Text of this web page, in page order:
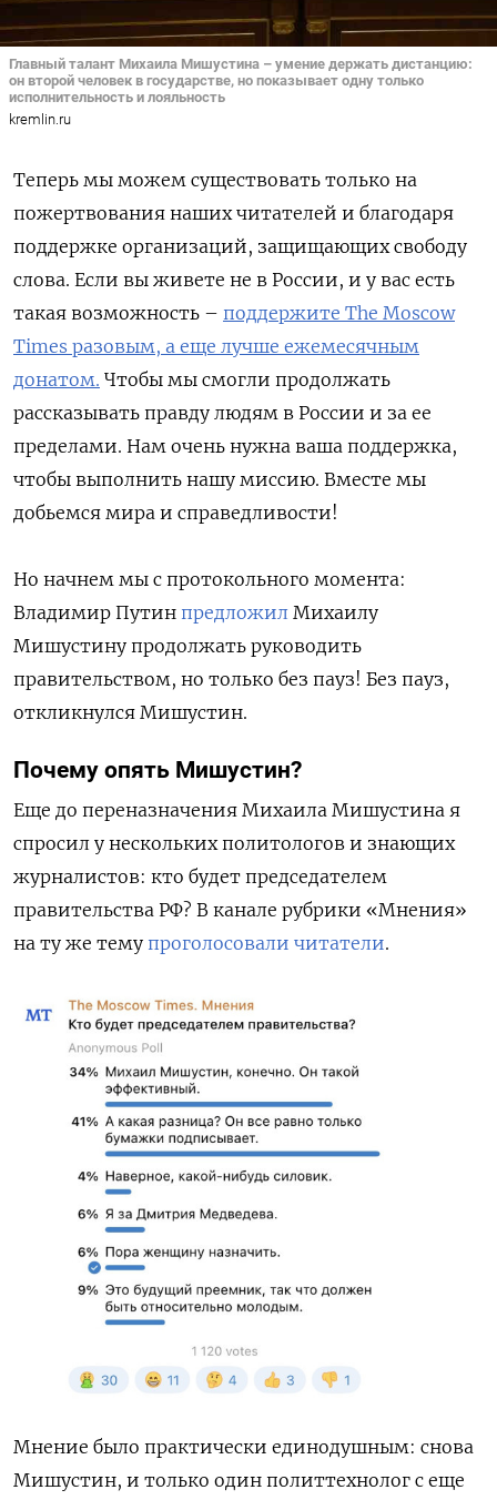
Главный талант Михаила Мишустина – умение держать дистанцию:
он второй человек в государстве, но показывает одну только
исполнительность и лояльность
kremlin.ru
Теперь мы можем существовать только на
пожертвования наших читателей и благодаря
поддержке организаций, защищающих свободу
слова. Если вы живете не в России, и у вас есть
такая возможность – поддержите The Moscow
Times разовым, а еще лучше ежемесячным
донатом. Чтобы мы смогли продолжать
рассказывать правду людям в России и за ее
пределами. Нам очень нужна ваша поддержка,
чтобы выполнить нашу миссию. Вместе мы
добьемся мира и справедливости!
Но начнем мы с протокольного момента:
Владимир Путин предложил Михаилу
Мишустину продолжать руководить
правительством, но только без пауз! Без пауз,
откликнулся Мишустин.
Почему опять Мишустин?
Еще до переназначения Михаила Мишустина я
спросил у нескольких политологов и знающих
журналистов: кто будет председателем
правительства РФ? В канале рубрики «Мнения»
на ту же тему проголосовали читатели.
Мнение было практически единодушным: снова
Мишустин, и только один политтехнолог с еще